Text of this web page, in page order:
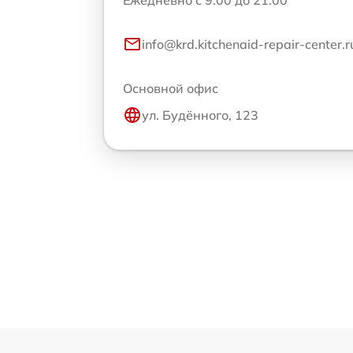
info@krd.kitchenaid-repair-
Основной офис
ул. Будённого, 123